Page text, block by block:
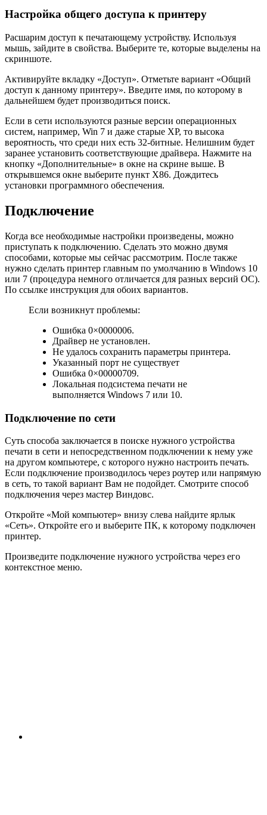
Настройка общего доступа к принтеру
Расшарим доступ к печатающему устройству. Используя
мышь, зайдите в свойства. Выберите те, которые выделены на
скриншоте.
Активируйте вкладку «Доступ». Отметьте вариант «Общий
доступ к данному принтеру». Введите имя, по которому в
дальнейшем будет производиться поиск.
Если в сети используются разные версии операционных
систем, например, Win 7 и даже старые XP, то высока
вероятность, что среди них есть 32-битные. Нелишним будет
заранее установить соответствующие драйвера. Нажмите на
кнопку «Дополнительные» в окне на скрине выше. В
открывшемся окне выберите пункт X86. Дождитесь
установки программного обеспечения.
Подключение
Когда все необходимые настройки произведены, можно
приступать к подключению. Сделать это можно двумя
способами, которые мы сейчас рассмотрим. После также
нужно сделать принтер главным по умолчанию в Windows 10
или 7 (процедура немного отличается для разных версий ОС).
По ссылке инструкция для обоих вариантов.
Если возникнут проблемы:
Ошибка 0×0000006.
Драйвер не установлен.
Не удалось сохранить параметры принтера.
Указанный порт не существует
Ошибка 0×00000709.
Локальная подсистема печати не
выполняется Windows 7 или 10.
Подключение по сети
Суть способа заключается в поиске нужного устройства
печати в сети и непосредственном подключении к нему уже
на другом компьютере, с которого нужно настроить печать.
Если подключение производилось через роутер или напрямую
в сеть, то такой вариант Вам не подойдет. Смотрите способ
подключения через мастер Виндовс.
Откройте «Мой компьютер» внизу слева найдите ярлык
«Сеть». Откройте его и выберите ПК, к которому подключен
принтер.
Произведите подключение нужного устройства через его
контекстное меню.